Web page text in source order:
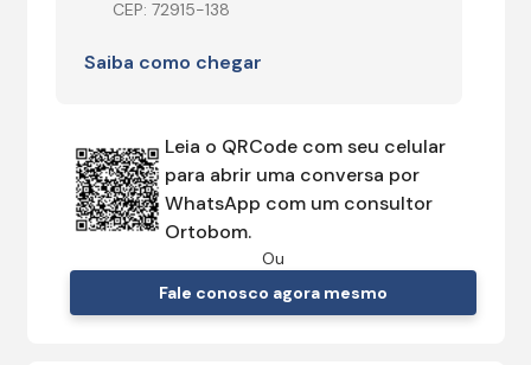
CEP: 72915-138
Saiba como chegar
Leia o QRCode com seu celular
para abrir uma conversa por
WhatsApp com um consultor
Ortobom.
Ou
Fale conosco agora mesmo